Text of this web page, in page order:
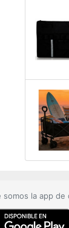
somos la app de